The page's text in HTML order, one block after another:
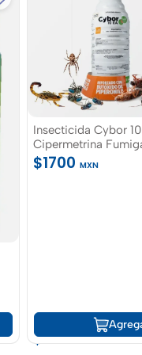
500 Gr Acido Borico
fumigacion de
chinches
$750
Insecticida Cybor
Cipermetrina
Plagas Urbanas
$1700MXN